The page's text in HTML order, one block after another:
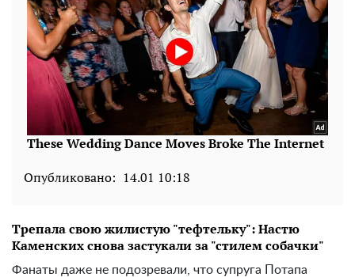
Опубликовано: 14.01 10:18
Трепала свою жилистую "тефтельку": Настю
Каменских снова застукали за "стилем собачки"
Фанаты даже не подозревали, что супруга Потапа